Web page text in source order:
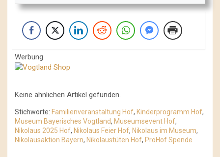
Werbung
Keine ähnlichen Artikel gefunden.
Stichworte: Familienveranstaltung Hof, Kinderprogramm Hof,
Museum Bayerisches Vogtland, Museumsevent Hof,
Nikolaus 2025 Hof, Nikolaus Feier Hof, Nikolaus im Museum,
Nikolausaktion Bayern, Nikolaustüten Hof, ProHof Spende